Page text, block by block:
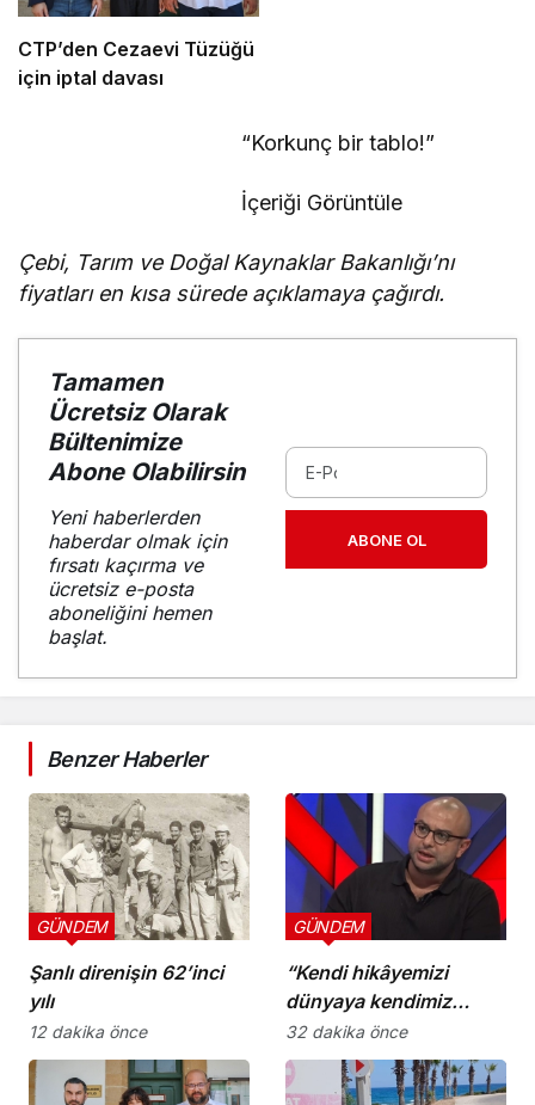
CTP’den Cezaevi Tüzüğü
için iptal davası
“Korkunç bir tablo!”
İçeriği Görüntüle
Çebi, Tarım ve Doğal Kaynaklar Bakanlığı’nı
fiyatları en kısa sürede açıklamaya çağırdı.
Tamamen
Ücretsiz Olarak
Bültenimize
Abone Olabilirsin
Yeni haberlerden
haberdar olmak için
fırsatı kaçırma ve
ücretsiz e-posta
aboneliğini hemen
başlat.
ABONE OL
Benzer Haberler
Şanlı direnişin 62’inci
yılı
GÜNDEM
12 dakika önce
“Kendi hikâyemizi
dünyaya kendimiz
anlatmalıyız”
GÜNDEM
32 dakika önce